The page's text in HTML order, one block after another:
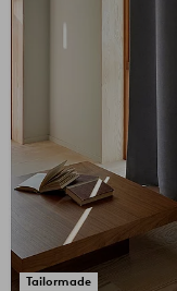
Tailormade